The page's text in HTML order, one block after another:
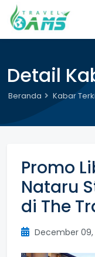
Detail
Beranda Kabar
Promo
Nataru
di The
December 09,